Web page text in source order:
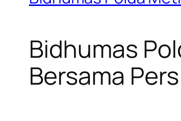
Bidhumas
Bersama Pers